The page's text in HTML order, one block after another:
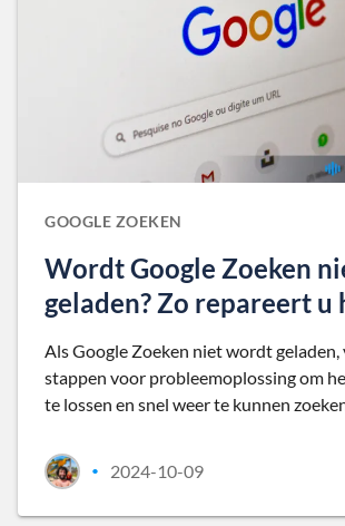
GOOGLE ZOEKEN
Wordt Google Zoeken
geladen? Zo repareert u
Als Google Zoeken niet wordt geladen,
stappen voor probleemoplossing om
te lossen en snel weer te kunnen
• 2024-10-09